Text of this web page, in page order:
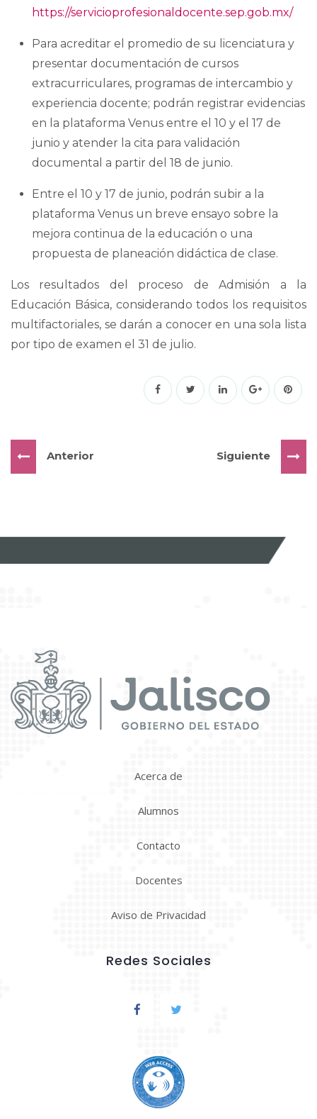
https://servicioprofesionaldocente.sep.gob.mx/
Para acreditar el promedio de su licenciatura y
presentar documentación de cursos
extracurriculares, programas de intercambio y
experiencia docente; podrán registrar evidencias
en la plataforma Venus entre el 10 y el 17 de
junio y atender la cita para validación
documental a partir del 18 de junio.
Entre el 10 y 17 de junio, podrán subir a la
plataforma Venus un breve ensayo sobre la
mejora continua de la educación o una
propuesta de planeación didáctica de clase.
Los resultados del proceso de Admisión a la
Educación Básica, considerando todos los requisitos
multifactoriales, se darán a conocer en una sola lista
por tipo de examen el 31 de julio.
Anterior Siguiente
Acerca de
Alumnos
Contacto
Docentes
Aviso de Privacidad
Redes Sociales